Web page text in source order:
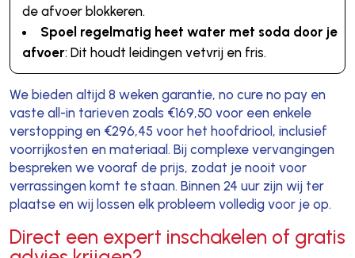
de afvoer blokkeren.
Spoel regelmatig heet water met soda door je
afvoer: Dit houdt leidingen vetvrij en fris.
We bieden altijd 8 weken garantie, no cure no pay en
vaste all-in tarieven zoals €169,50 voor een enkele
verstopping en €296,45 voor het hoofdriool, inclusief
voorrijkosten en materiaal. Bij complexe vervangingen
bespreken we vooraf de prijs, zodat je nooit voor
verrassingen komt te staan. Binnen 24 uur zijn wij ter
plaatse en wij lossen elk probleem volledig voor je op.
Direct een expert inschakelen of gratis